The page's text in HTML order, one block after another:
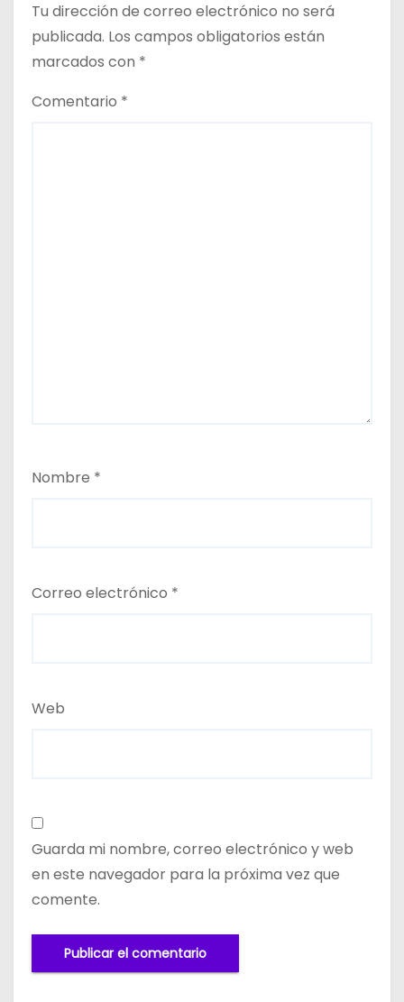
r
a
Tu dirección de correo electrónico no será
publicada. Los campos obligatorios están
marcados con *
Comentario *
Nombre *
Correo electrónico *
Web
Guarda mi nombre, correo electrónico y web
en este navegador para la próxima vez que
comente.